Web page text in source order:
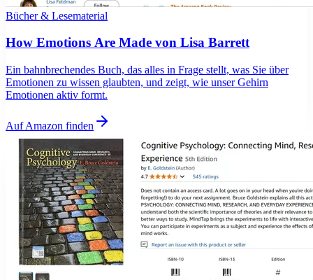
Bücher & Lesematerial
How Emotions Are Made von Lisa Barrett
Ein bahnbrechendes Buch, das alles in Frage stellt, was Sie über
Emotionen zu wissen glaubten, und zeigt, wie unser Gehirn
Emotionen aktiv formt.
Auf Amazon finden